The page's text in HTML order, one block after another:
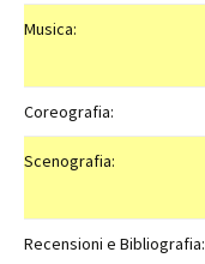
Musica:
Coreografia:
Scenografia:
Recensioni e Bibliografia: